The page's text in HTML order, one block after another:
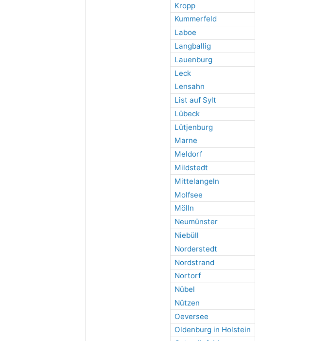
Kropp
Kummerfeld
Laboe
Langballig
Lauenburg
Leck
Lensahn
List auf Sylt
Lübeck
Lütjenburg
Marne
Meldorf
Mildstedt
Mittelangeln
Molfsee
Mölln
Neumünster
Niebüll
Norderstedt
Nordstrand
Nortorf
Nübel
Nützen
Oeversee
Oldenburg in Holstein